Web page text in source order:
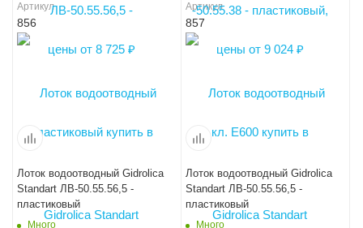
Артикул
856
Лоток водоотводный Gidrolica
Standart ЛВ-50.55.56,5 -
пластиковый
Много
Артикул
857
Лоток водоотводный Gidrolica
Standart ЛВ-50.55.56,5 -
пластиковый
Много